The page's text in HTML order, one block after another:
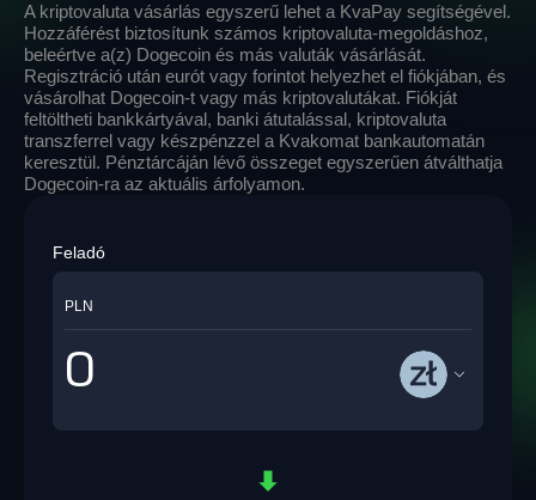
A kriptovaluta vásárlás egyszerű lehet a KvaPay segítségével.
Hozzáférést biztosítunk számos kriptovaluta-megoldáshoz,
beleértve a(z) Dogecoin és más valuták vásárlását.
Regisztráció után eurót vagy forintot helyezhet el fiókjában, és
vásárolhat Dogecoin-t vagy más kriptovalutákat. Fiókját
feltöltheti bankkártyával, banki átutalással, kriptovaluta
transzferrel vagy készpénzzel a Kvakomat bankautomatán
keresztül. Pénztárcáján lévő összeget egyszerűen átválthatja
Dogecoin-ra az aktuális árfolyamon.
Feladó
PLN